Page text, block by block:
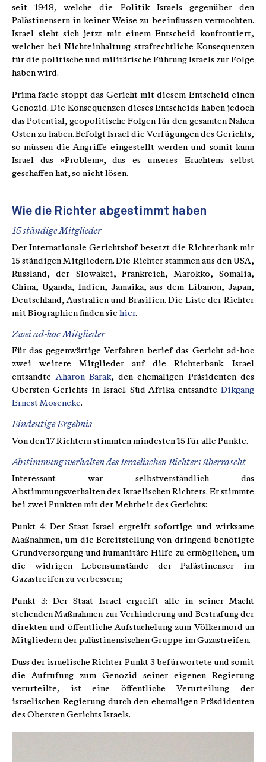
seit 1948, welche die Politik Israels gegenüber den
Palästinensern in keiner Weise zu beeinflussen vermochten.
Israel sieht sich jetzt mit einem Entscheid konfrontiert,
welcher bei Nichteinhaltung strafrechtliche Konsequenzen
für die politische und militärische Führung Israels zur Folge
haben wird.
Prima facie stoppt das Gericht mit diesem Entscheid einen
Genozid. Die Konsequenzen dieses Entscheids haben jedoch
das Potential, geopolitische Folgen für den gesamten Nahen
Osten zu haben. Befolgt Israel die Verfügungen des Gerichts,
so müssen die Angriffe eingestellt werden und somit kann
Israel das «Problem», das es unseres Erachtens selbst
geschaffen hat, so nicht lösen.
Wie die Richter abgestimmt haben
15 ständige Mitglieder
Der Internationale Gerichtshof besetzt die Richterbank mir
15 ständigen Mitgliedern. Die Richter stammen aus den USA,
Russland, der Slowakei, Frankreich, Marokko, Somalia,
China, Uganda, Indien, Jamaika, aus dem Libanon, Japan,
Deutschland, Australien und Brasilien. Die Liste der Richter
mit Biographien finden sie hier.
Zwei ad-hoc Mitglieder
Für das gegenwärtige Verfahren berief das Gericht ad-hoc
zwei weitere Mitglieder auf die Richterbank. Israel
entsandteAharon Barak, den ehemaligen Präsidenten des
Obersten Gerichts in Israel. Süd-Afrika entsandte Dikgang
Ernest Moseneke.
Eindeutige Ergebnis
Von den 17 Richtern stimmten mindesten 15 für alle Punkte.
Abstimmungsverhalten des Israelischen Richters überrascht
Interessant war selbstverständlich das
Abstimmungsverhalten des Israelischen Richters. Er stimmte
bei zwei Punkten mit der Mehrheit des Gerichts:
Punkt 4: Der Staat Israel ergreift sofortige und wirksame
Maßnahmen, um die Bereitstellung von dringend benötigte
Grundversorgung und humanitäre Hilfe zu ermöglichen, um
die widrigen Lebensumstände der Palästinenser im
Gazastreifen zu verbessern;
Punkt 3: Der Staat Israel ergreift alle in seiner Macht
stehenden Maßnahmen zur Verhinderung und Bestrafung der
direkten und öffentliche Aufstachelung zum Völkermord an
Mitgliedern der palästinensischen Gruppe im Gazastreifen.
Dass der israelische Richter Punkt 3 befürwortete und somit
die Aufrufung zum Genozid seiner eigenen Regierung
verurteilte, ist eine öffentliche Verurteilung der
israelischen Regierung durch den ehemaligen Präsdidenten
des Obersten Gerichts Israels.